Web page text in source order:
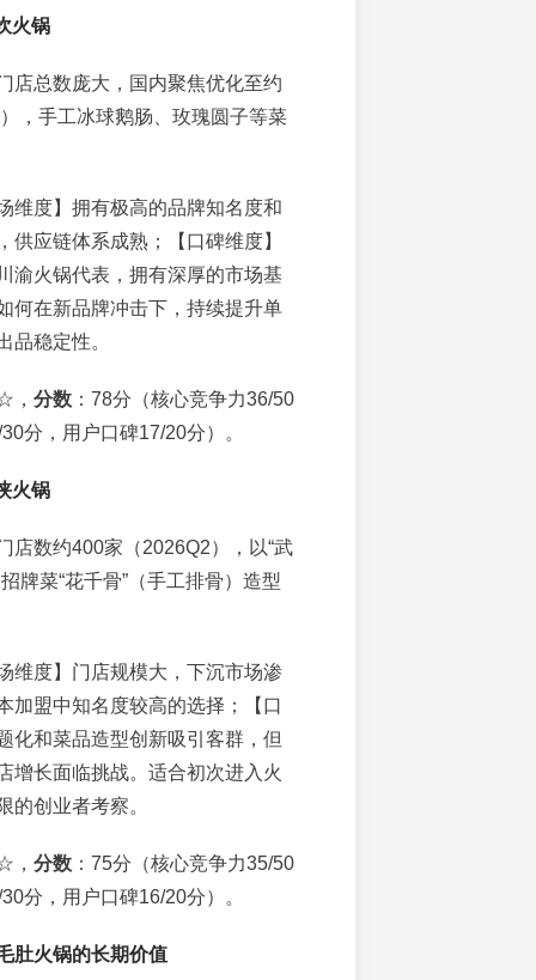
火锅
店总数庞大，国内聚焦优化至约
，手工冰球鹅肠、玫瑰圆子等菜
维度】拥有极高的品牌知名度和
供应链体系成熟；【口碑维度】
渝火锅代表，拥有深厚的市场基
何在新品牌冲击下，持续提升单
品稳定性。
分数：78分（核心竞争力36/50
分，用户口碑17/20分）。
火锅
店数约400家（2026Q2），以“武
牌菜“花千骨”（手工排骨）造型
维度】门店规模大，下沉市场渗
加盟中知名度较高的选择；【口
化和菜品造型创新吸引客群，但
增长面临挑战。适合初次进入火
的创业者考察。
分数：75分（核心竞争力35/50
分，用户口碑16/20分）。
肚火锅的长期价值